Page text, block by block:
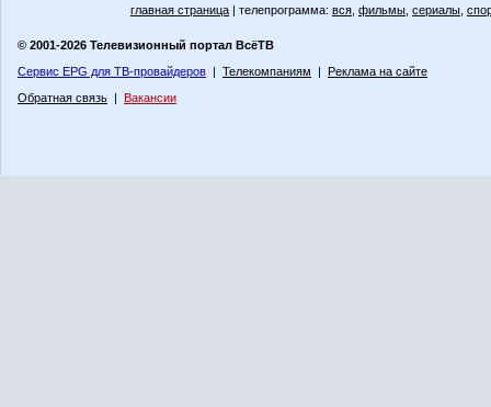
главная страница | телепрограмма: вся фильмы сериалы
© 2001-2026 Телевизионный портал ВсёТВ
Сервис EPG для ТВ-провайдеров | Телекомпаниям | Реклама на сайте
Обратная связь | Вакансии